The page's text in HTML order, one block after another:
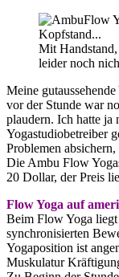
Mit
leider noch
Meine
vor der Stunde war
plaudern. Ich hatte ja
Yogastudiobetreiber
Problemen
Die Ambu Flow
20 Dollar, der Preis
Flow Yoga auf
Beim Flow Yoga
synchronisierten
Yogaposition ist
Muskulatur